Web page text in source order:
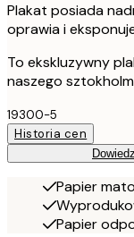
Plakat posiada
oprawia i
To ekskluzywny
naszego
19300-5
Historia cen
Papier
Papier